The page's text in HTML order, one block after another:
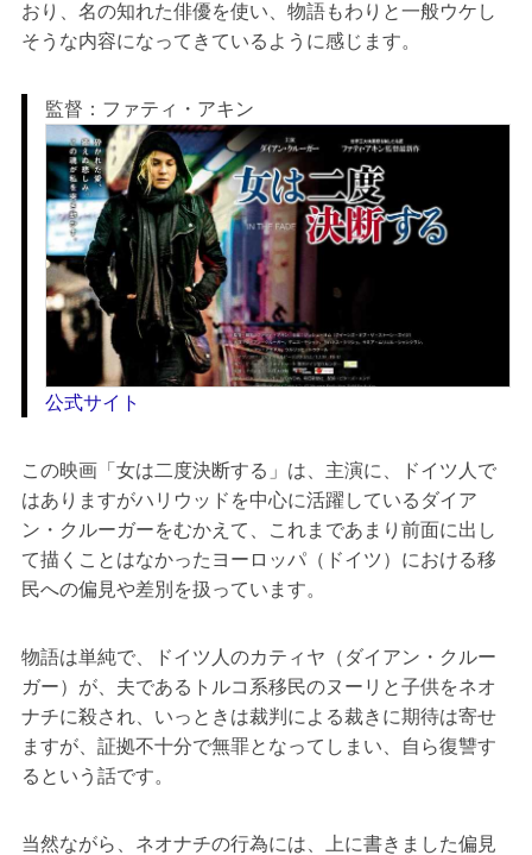
おり、名の知れた俳優を使い、物語もわりと一般ウケし
そうな内容になってきているように感じます。
監督：ファティ・アキン
公式サイト
この映画「女は二度決断する」は、主演に、ドイツ人で
はありますがハリウッドを中心に活躍しているダイア
ン・クルーガーをむかえて、これまであまり前面に出し
て描くことはなかったヨーロッパ（ドイツ）における移
民への偏見や差別を扱っています。
物語は単純で、ドイツ人のカティヤ（ダイアン・クルー
ガー）が、夫であるトルコ系移民のヌーリと子供をネオ
ナチに殺され、いっときは裁判による裁きに期待は寄せ
ますが、証拠不十分で無罪となってしまい、自ら復讐す
るという話です。
当然ながら、ネオナチの行為には、上に書きました偏見